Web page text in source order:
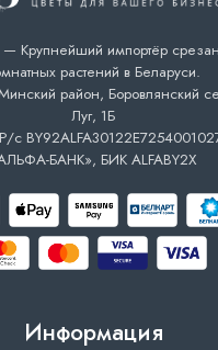
импортёр
растений в Беларуси.
район, Боровлянский
Луг, 1Б
с
БАНК», БИК ALFABY2X
Информация